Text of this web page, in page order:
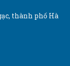
thành phố Hà